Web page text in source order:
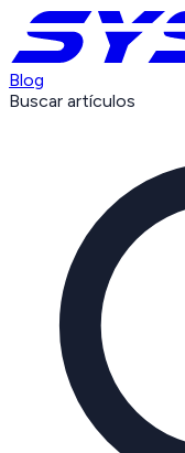
Blog
Buscar artículos